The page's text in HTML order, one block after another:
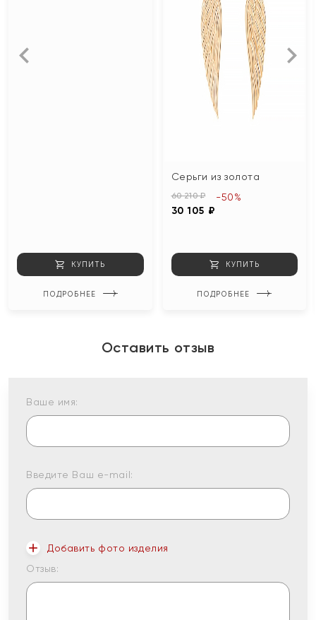
КУПИТЬ
ПОДРОБНЕЕ
Серьги из золота
60 210 ₽
30 105 ₽
-50%
КУПИТЬ
ПОДРОБНЕЕ
Оставить отзыв
Ваше имя:
Введите Ваш e-mail:
Добавить фото изделия
Отзыв: